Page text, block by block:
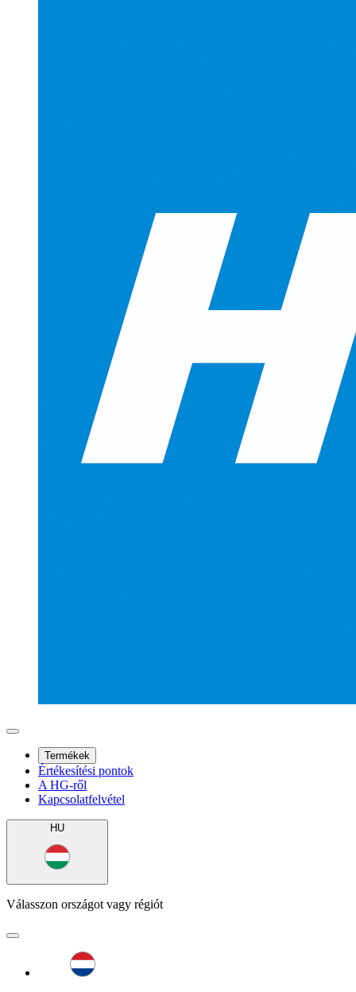
Termékek
Értékesítési pontok
A HG-ről
Kapcsolatfelvétel
HU
Válasszon országot vagy régiót